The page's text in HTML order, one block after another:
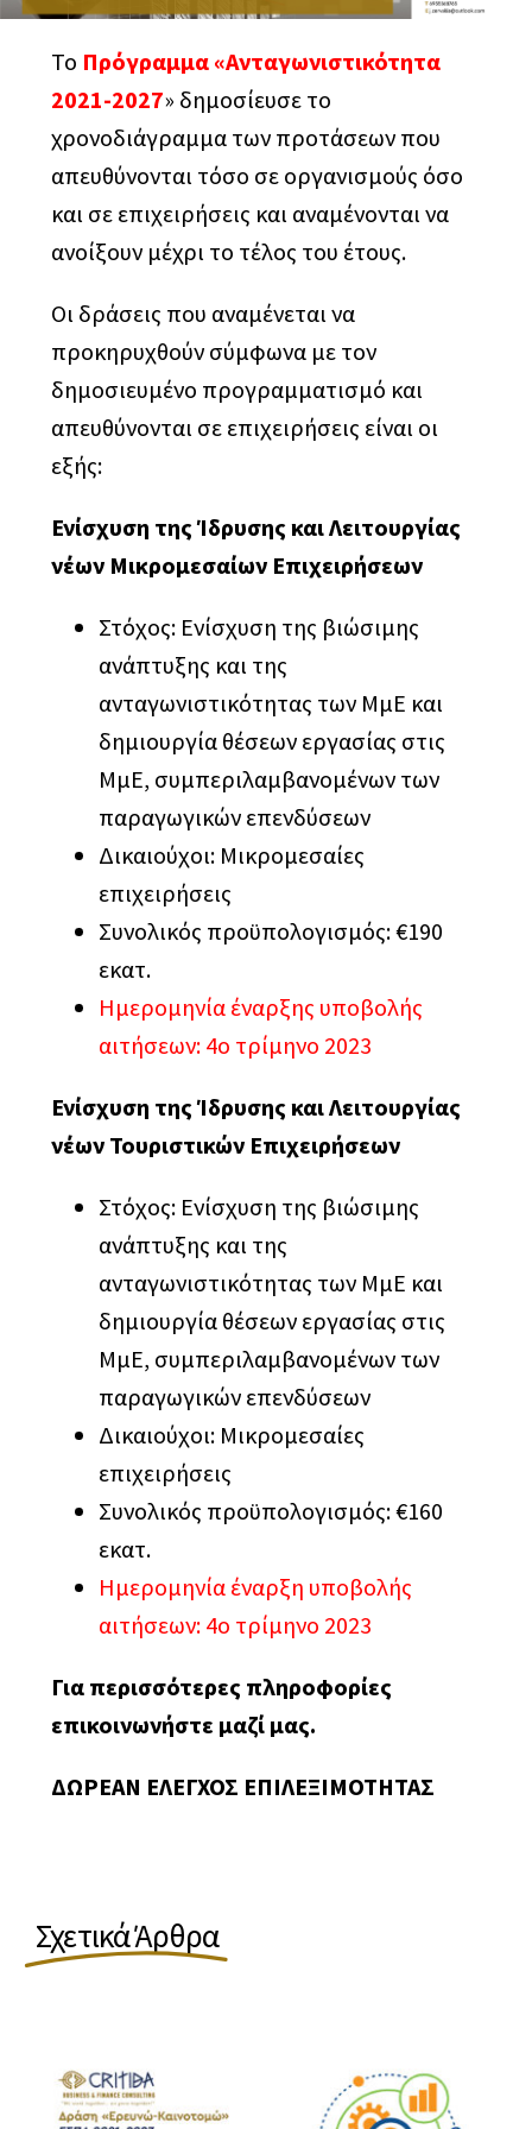
Πελατολόγιο
Ευκαιρίες καριέρας
Υπηρεσίες Αναδιάρθρωσης οφειλών &
Ανάπτυξη επιχειρήσεων- Υπηρεσίες
Χρηματοδότησης Επενδυτικών Προγραμμάτων
ΔΥΠΑ
Πρόγραμμα Αγροτικής Ανάπτυξης
Nέος Αναπτυξιακός Νόμος 4887/22
“Ελλάδα 2.0”
Δικαιούχοι
Καθεστώτα Ενισχύσεων
Αγροδιατροφή
Δίκαιη Αναπτυξιακή Μετάβαση
Εναλλακτικός τουρισμός
Επιχειρηματική εξωστρέφεια
Επιχειρηματικότητα 360º
Έρευνα και εφαρμοσμένη καινοτομία
Ευρωπαϊκές Αλυσίδες Αξίας
Μεγάλες επενδύσεις
Μεταποίηση & Εφοδιαστική αλυσίδα
Νέο Επιχειρείν
Πράσινη μετάβαση & Περιβαλλοντική
αναβάθμιση επιχειρήσεων
Ψηφιακός και τεχνολογικός
μετασχηματισμός επιχειρήσεων
Χρηματοδότηση
Είδη Ενισχύσεων
Ελάχιστος Προϋπολογισμός
Χάρτης Περιφερειακών Ενισχύσεων
Εθνικό Ταμείο Επιχειρηματικότητας &
Ανάπτυξης ΕΤΕΑΝ
Εγκρίσεις & Επιτυχίες
Το Πρόγραμμα «Ανταγωνιστικότητα
2021-2027» δημοσίευσε το
χρονοδιάγραμμα των προτάσεων που
απευθύνονται τόσο σε οργανισμούς όσο
και σε επιχειρήσεις και αναμένονται να
ανοίξουν μέχρι το τέλος του έτους.
Οι δράσεις που αναμένεται να
προκηρυχθούν σύμφωνα με τον
δημοσιευμένο προγραμματισμό και
απευθύνονται σε επιχειρήσεις είναι οι
εξής:
Ενίσχυση της Ίδρυσης και Λειτουργίας
νέων Μικρομεσαίων Επιχειρήσεων
Στόχος: Ενίσχυση της βιώσιμης
ανάπτυξης και της
ανταγωνιστικότητας των ΜμΕ και
δημιουργία θέσεων εργασίας στις
ΜμΕ, συμπεριλαμβανομένων των
παραγωγικών επενδύσεων
Δικαιούχοι: Μικρομεσαίες
επιχειρήσεις
Συνολικός προϋπολογισμός: €190
εκατ.
Ημερομηνία έναρξης υποβολής
αιτήσεων: 4ο τρίμηνο 2023
Ενίσχυση της Ίδρυσης και Λειτουργίας
νέων Τουριστικών Επιχειρήσεων
Στόχος: Ενίσχυση της βιώσιμης
ανάπτυξης και της
ανταγωνιστικότητας των ΜμΕ και
δημιουργία θέσεων εργασίας στις
ΜμΕ, συμπεριλαμβανομένων των
παραγωγικών επενδύσεων
Δικαιούχοι: Μικρομεσαίες
επιχειρήσεις
Συνολικός προϋπολογισμός: €160
εκατ.
Ημερομηνία έναρξη υποβολής
αιτήσεων: 4ο τρίμηνο 2023
Για περισσότερες πληροφορίες
επικοινωνήστε μαζί μας.
ΔΩΡΕΑΝ ΕΛΕΓΧΟΣ ΕΠΙΛΕΞΙΜΟΤΗΤΑΣ
Σχετικά Άρθρα